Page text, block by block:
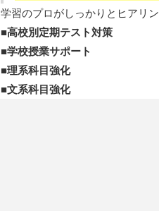
学習のプロがしっかりとヒアリ
■高校別定期テスト対策
■学校授業サポート
■理系科目強化
■文系科目強化